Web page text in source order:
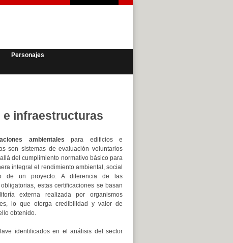
Personajes
e infraestructuras
ambientales para edificios e
son sistemas de evaluación voluntarios
del cumplimiento normativo básico para
integral el rendimiento ambiental, social
de un proyecto. A diferencia de las
estas certificaciones se basan
externa realizada por organismos
lo que otorga credibilidad y valor de
obtenido.
identificados en el análisis del sector